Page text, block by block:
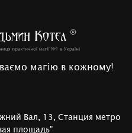
магію в кожному!
Вал, 13, Станция метро
площадь"